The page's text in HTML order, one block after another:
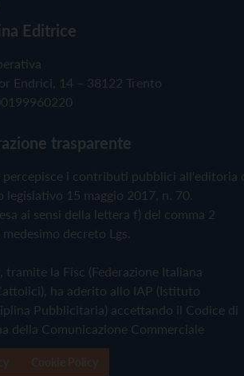
Editrice
Endrici, 14 – 38122 Trento
trasparente
percepisce i contributi pubblici all'editoria
legislativo 15 maggio 2017, n. 70.
ai sensi della lettera f) del comma 2
decreto Lgs.
tramite la Fisc (Federazione Italiana
ha aderito allo IAP (Istituto
Pubblicitaria) accettando il Codice di
della Comunicazione Commerciale